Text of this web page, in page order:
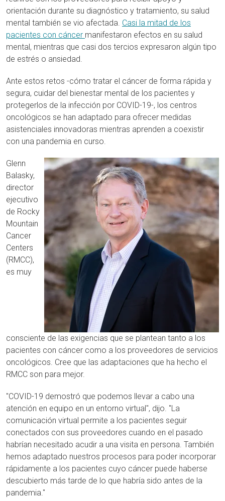
orientación durante su diagnóstico y tratamiento, su salud
mental también se vio afectada. Casi la mitad de los
pacientes con cáncer manifestaron efectos en su salud
mental, mientras que casi dos tercios expresaron algún tipo
de estrés o ansiedad.
Ante estos retos -cómo tratar el cáncer de forma rápida y
segura, cuidar del bienestar mental de los pacientes y
protegerlos de la infección por COVID-19-, los centros
oncológicos se han adaptado para ofrecer medidas
asistenciales innovadoras mientras aprenden a coexistir
con una pandemia en curso.
Glenn
Balasky,
director
ejecutivo
de Rocky
Mountain
Cancer
Centers
(RMCC),
es muy
consciente de las exigencias que se plantean tanto a los
pacientes con cáncer como a los proveedores de servicios
oncológicos. Cree que las adaptaciones que ha hecho el
RMCC son para mejor.
"COVID-19 demostró que podemos llevar a cabo una
atención en equipo en un entorno virtual", dijo. "La
comunicación virtual permite a los pacientes seguir
conectados con sus proveedores cuando en el pasado
habrían necesitado acudir a una visita en persona. También
hemos adaptado nuestros procesos para poder incorporar
rápidamente a los pacientes cuyo cáncer puede haberse
descubierto más tarde de lo que habría sido antes de la
pandemia."